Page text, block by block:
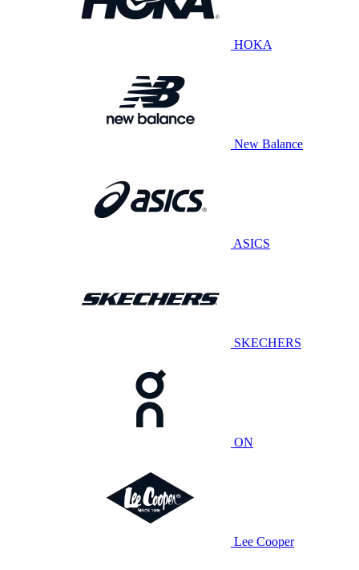
HOKA
New Balance
ASICS
SKECHERS
ON
Lee Cooper